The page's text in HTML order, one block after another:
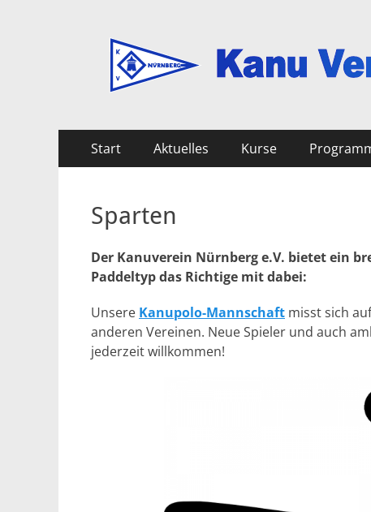
Kanu Verein
Primäres
Menü
Inhalt
Start Aktuelles Kurse
Sparten
Der Kanuverein Nürnberg e.V. bietet ein
Paddeltyp das Richtige mit dabei:
Unsere Kanupolo-Mannschaft misst sich
anderen Vereinen. Neue Spieler und auch
jederzeit willkommen!